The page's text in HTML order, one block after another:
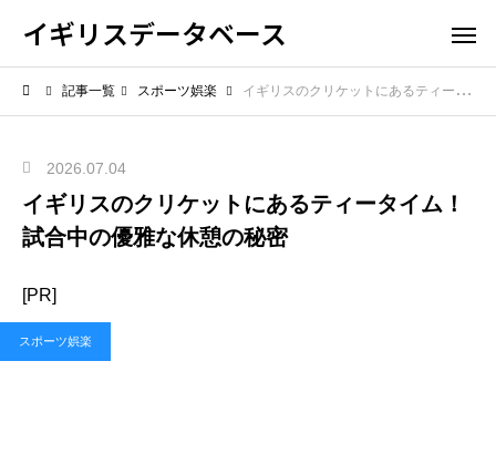
イギリスデータベース
記事一覧 スポーツ娯楽 イギリスのクリケットにあるティータイム！試合中の優雅な休憩の秘密
2026.07.04
イギリスのクリケットにあるティータイム！
試合中の優雅な休憩の秘密
[PR]
スポーツ娯楽